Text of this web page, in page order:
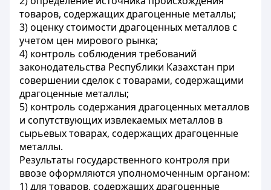
товаров, содержащих драгоценные металлы;
3) оценку стоимости драгоценных металлов с
учетом цен мирового рынка;
4) контроль соблюдения требований
законодательства Республики Казахстан при
совершении сделок с товарами, содержащими
драгоценные металлы;
5) контроль содержания драгоценных металлов
и сопутствующих извлекаемых металлов в
сырьевых товарах, содержащих драгоценные
металлы.
Результаты государственного контроля при
ввозе оформляются уполномоченным органом:
1) для товаров, содержащих драгоценные